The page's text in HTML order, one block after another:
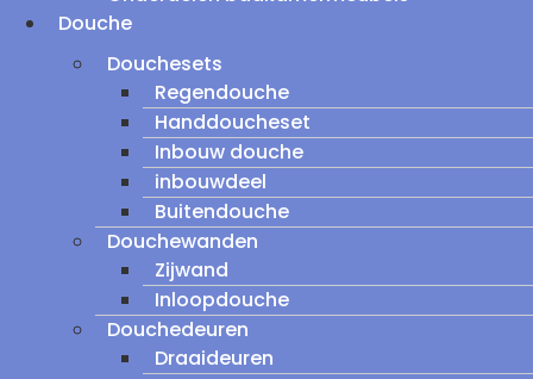
Douche
Douchesets
Regendouche
Handdoucheset
Inbouw douche
inbouwdeel
Buitendouche
Douchewanden
Zijwand
Inloopdouche
Douchedeuren
Draaideuren